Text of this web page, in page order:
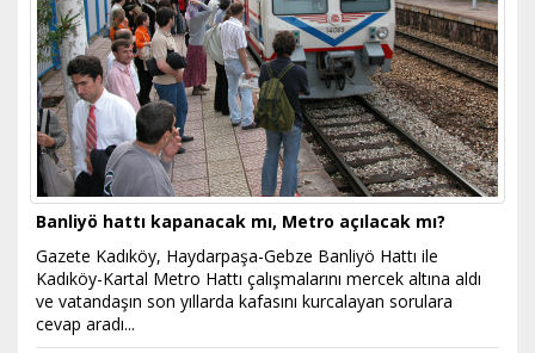
Banliyö hattı kapanacak mı, Metro açılacak mı?
Gazete Kadıköy, Haydarpaşa-Gebze Banliyö Hattı ile
Kadıköy-Kartal Metro Hattı çalışmalarını mercek altına aldı
ve vatandaşın son yıllarda kafasını kurcalayan sorulara
cevap aradı...